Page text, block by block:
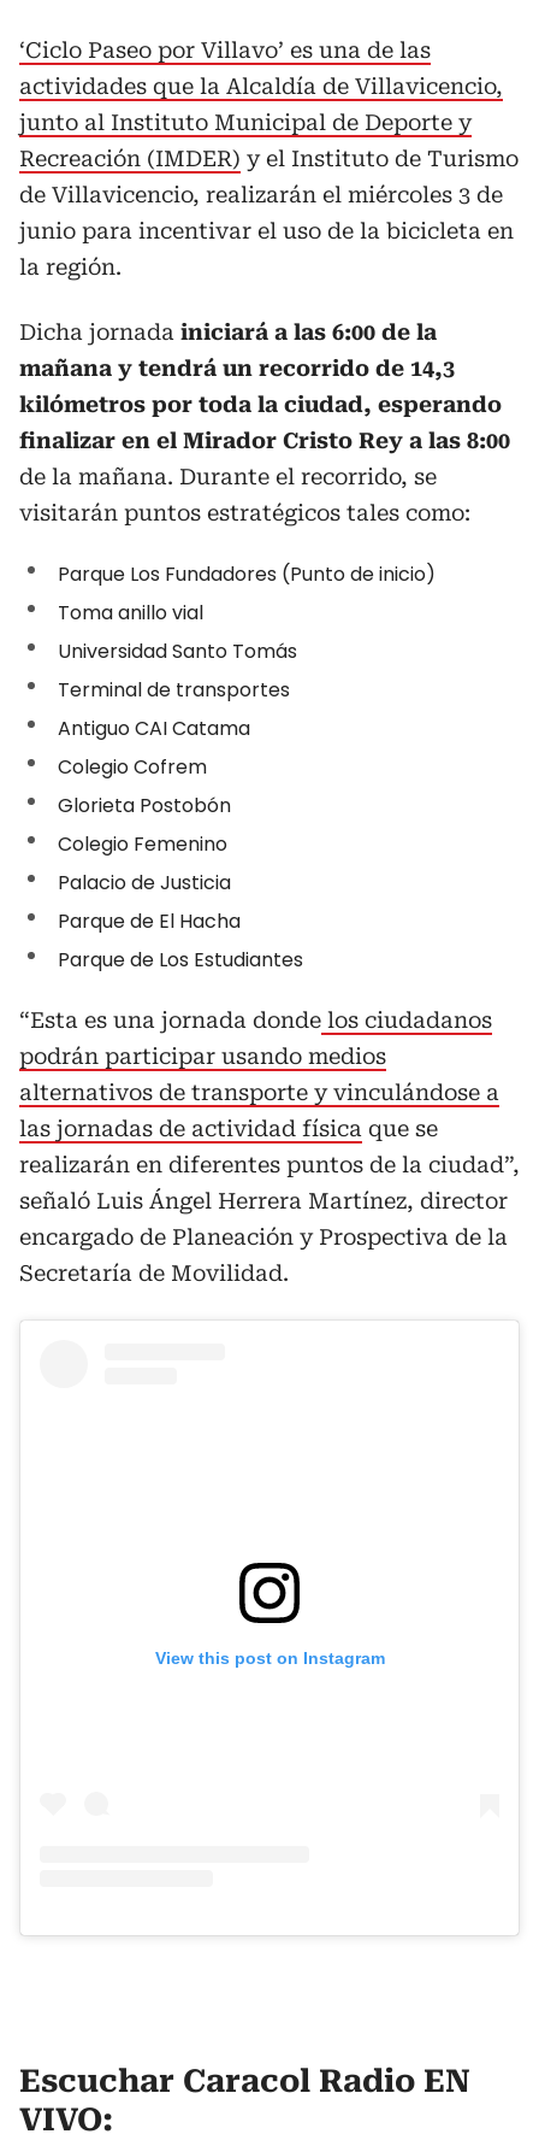
‘Ciclo Paseo por Villavo’ es una de las
actividades que la Alcaldía de Villavicencio,
junto al Instituto Municipal de Deporte y
Recreación (IMDER) y el Instituto de Turismo
de Villavicencio, realizarán el miércoles 3 de
junio para incentivar el uso de la bicicleta en
la región.
Dicha jornada iniciará a las 6:00 de la
mañana y tendrá un recorrido de 14,3
kilómetros por toda la ciudad, esperando
finalizar en el Mirador Cristo Rey a las 8:00
de la mañana. Durante el recorrido, se
visitarán puntos estratégicos tales como:
Parque Los Fundadores (Punto de inicio)
Toma anillo vial
Universidad Santo Tomás
Terminal de transportes
Antiguo CAI Catama
Colegio Cofrem
Glorieta Postobón
Colegio Femenino
Palacio de Justicia
Parque de El Hacha
Parque de Los Estudiantes
“Esta es una jornada donde los ciudadanos
podrán participar usando medios
alternativos de transporte y vinculándose a
las jornadas de actividad física que se
realizarán en diferentes puntos de la ciudad”,
señaló Luis Ángel Herrera Martínez, director
encargado de Planeación y Prospectiva de la
Secretaría de Movilidad.
View this post on Instagram
Escuchar Caracol Radio EN
VIVO: